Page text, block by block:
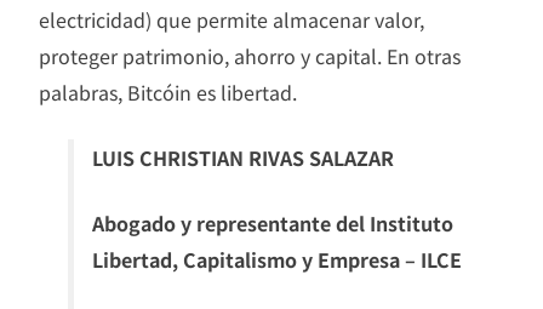
electricidad) que permite almacenar valor,
proteger patrimonio, ahorro y capital. En otras
palabras, Bitcóin es libertad.
LUIS CHRISTIAN RIVAS SALAZAR
Abogado y representante del Instituto
Libertad, Capitalismo y Empresa – ILCE